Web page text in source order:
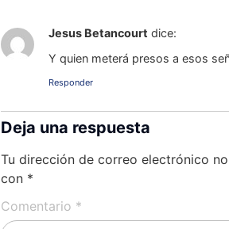
Jesus Betancourt dice:
Y quien meterá presos a esos
Responder
Deja una respuesta
Tu dirección de correo electrónico
con *
Comentario *